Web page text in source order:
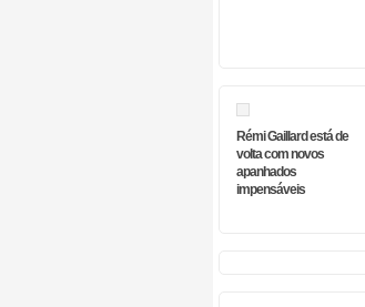
Rémi Gaillard está de
volta com novos
apanhados
impensáveis